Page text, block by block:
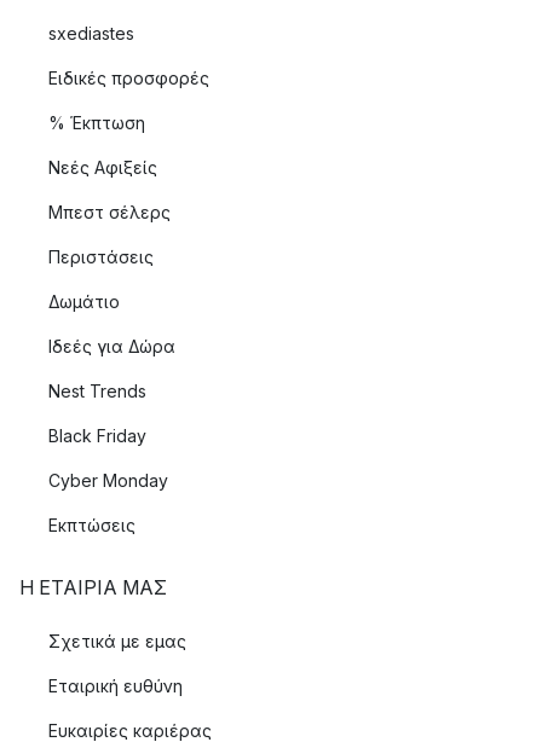
sxediastes
Ειδικές προσφορές
% Έκπτωση
Νεές Αφιξείς
Μπεστ σέλερς
Περιστάσεις
Δωμάτιο
Ιδεές για Δώρα
Nest Trends
Black Friday
Cyber Monday
Εκπτώσεις
Η ΕΤΑΊΡΙΑ ΜΑΣ
Σχετικά με εμας
Εταιρική ευθύνη
Ευκαιρίες καριέρας